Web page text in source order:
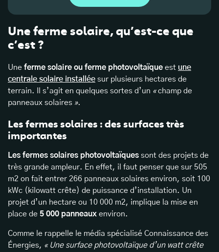
Une ferme solaire, qu’est-ce que
c’est ?
Une ferme solaire ou ferme photovoltaïque est une
centrale solaire installée sur plusieurs hectares de
terrain. Il s’agit en quelques sortes d’un «champ de
panneaux solaires ».
Les fermes solaires : des surfaces très
importantes
Les fermes solaires photovoltaïques sont des projets de
très grande ampleur. En effet, il faut penser que sur 505
m2 on fait entrer 266 panneaux solaires environ, soit 100
kWc (kilowatt crête) de puissance d’installation. Un
projet d’un hectare ou 10 000 m2, implique la mise en
place de 5 000 panneaux environ.
Comme le rappelle le média spécialisé Connaissance des
Énergies, « Une surface photovoltaïque d’un watt crête